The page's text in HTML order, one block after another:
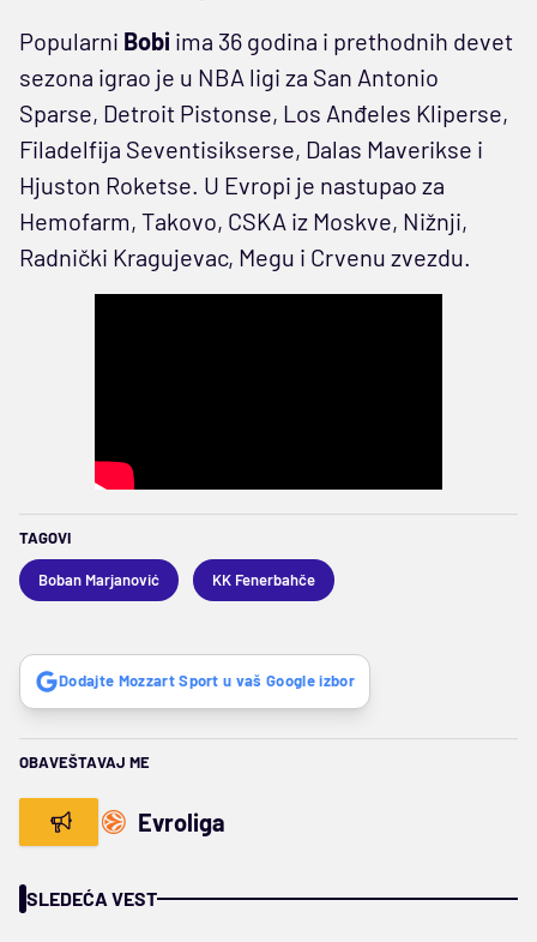
Popularni Bobi ima 36 godina i prethodnih devet
sezona igrao je u NBA ligi za San Antonio
Sparse, Detroit Pistonse, Los Anđeles Kliperse,
Filadelfija Seventisikserse, Dalas Maverikse i
Hjuston Roketse. U Evropi je nastupao za
Hemofarm, Takovo, CSKA iz Moskve, Nižnji,
Radnički Kragujevac, Megu i Crvenu zvezdu.
TAGOVI
Boban Marjanović KK Fenerbahče
Dodajte Mozzart Sport u vaš Google izbor
OBAVEŠTAVAJ ME
Evroliga
SLEDEĆA VEST